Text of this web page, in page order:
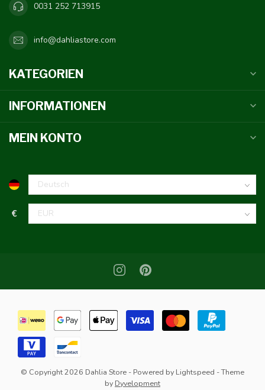
0031 252 713915
info@dahliastore.com
KATEGORIEN
INFORMATIONEN
MEIN KONTO
€
© Copyright 2026 Dahlia Store - Powered by Lightspeed - Theme
by Dyvelopment